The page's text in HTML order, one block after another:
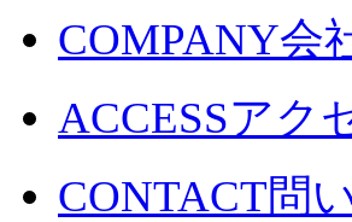
COMPANY会
ACCESSアク
CONTACT問